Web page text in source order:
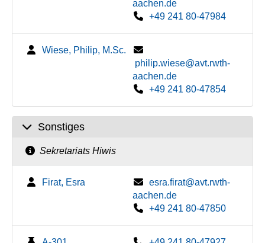
aachen.de
+49 241 80-47984
Wiese, Philip, M.Sc.
philip.wiese@avt.rwth-
aachen.de
+49 241 80-47854
Sonstiges
Sekretariats Hiwis
Firat, Esra
esra.firat@avt.rwth-
aachen.de
+49 241 80-47850